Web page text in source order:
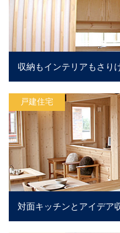
収納もインテリアもさり
戸建住宅
対面キッチンとアイデア